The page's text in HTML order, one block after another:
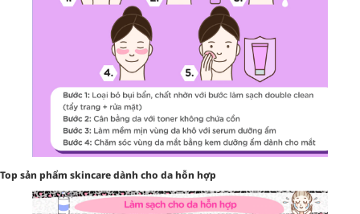
Top sản phẩm skincare dành cho da hỗn hợp